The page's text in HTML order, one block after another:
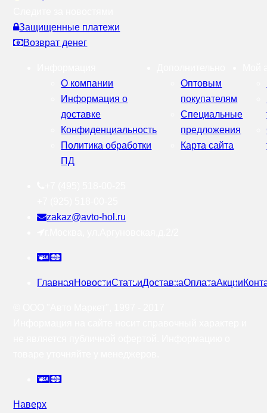
Защищенные платежи
Возврат денег
О компании
Информация о
доставке
Конфиденциальность
Политика обработки
ПД
Оптовым
покупателям
Специальные
предложения
Карта сайта
zakaz@avto-hol.ru
ГлавнаяНовостиСтатьиДоставкаОплатаАкции
Наверх